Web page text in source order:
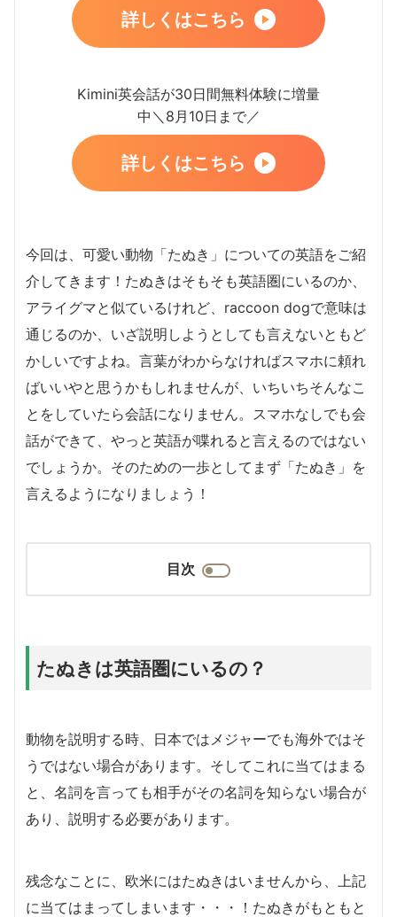
詳しくはこちら
Kimini英会話が30日間無料体験に増量
中＼8月10日まで／
詳しくはこちら
今回は、可愛い動物「たぬき」についての英語をご紹
介してきます！たぬきはそもそも英語圏にいるのか、
アライグマと似ているけれど、raccoon dogで意味は
通じるのか、いざ説明しようとしても言えないともど
かしいですよね。言葉がわからなければスマホに頼れ
ばいいやと思うかもしれませんが、いちいちそんなこ
とをしていたら会話になりません。スマホなしでも会
話ができて、やっと英語が喋れると言えるのではない
でしょうか。そのための一歩としてまず「たぬき」を
言えるようになりましょう！
目次
たぬきは英語圏にいるの？
動物を説明する時、日本ではメジャーでも海外ではそ
うではない場合があります。そしてこれに当てはまる
と、名詞を言っても相手がその名詞を知らない場合が
あり、説明する必要があります。
残念なことに、欧米にはたぬきはいませんから、上記
に当てはまってしまいます・・・！たぬきがもともと